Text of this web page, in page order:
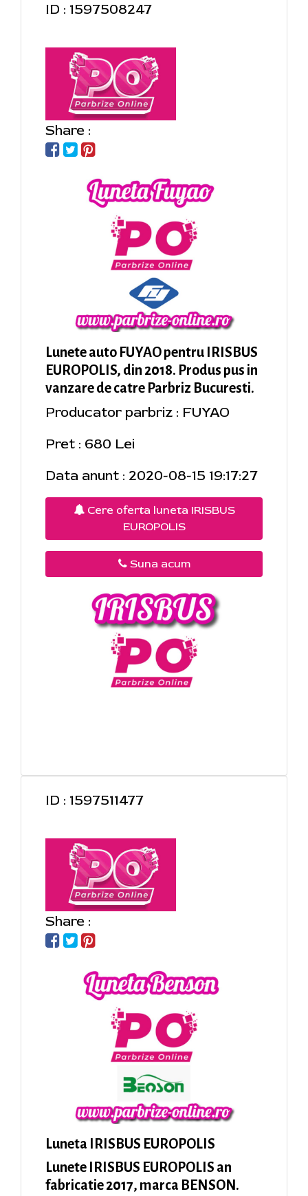
ID : 1597508247
Share :
Lunete auto FUYAO pentru IRISBUS
EUROPOLIS, din 2018. Produs pus in
vanzare de catre Parbriz Bucuresti.
Producator parbriz : FUYAO
Pret : 680 Lei
Data anunt : 2020-08-15 19:17:27
Cere oferta luneta IRISBUS
EUROPOLIS
Suna acum
ID : 1597511477
Share :
Luneta IRISBUS EUROPOLIS
Lunete IRISBUS EUROPOLIS an
fabricatie 2017, marca BENSON.